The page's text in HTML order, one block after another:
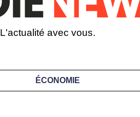
L'actualité avec vous.
ÉCONOMIE